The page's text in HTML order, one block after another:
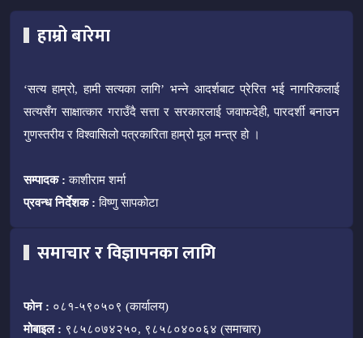
हाम्रो बारेमा
‘सत्य हाम्रो, हामी सत्यका लागि’ भन्ने आदर्शबाट प्रेरित भई नागरिकलाई
सत्यसँग साक्षात्कार गराउँदै सत्ता र सरकारलाई जवाफदेही, पारदर्शी बनाउन
गुणस्तरीय र विश्वासिलो पत्रकारिता हाम्रो मूल मन्त्र हो ।
सम्पादक : काशीराम शर्मा
प्रवन्ध निर्देशक : विष्णु सापकोटा
समाचार र विज्ञापनका लागि
फोन : ०८१-५९०५०९ (कार्यालय)
मोबाइल : ९८५८०७४२५०, ९८५८०४००६४ (समाचार)